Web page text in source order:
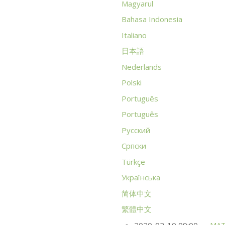
Magyarul
Bahasa Indonesia
Italiano
日本語
Nederlands
Polski
Português
Português
Русский
Српски
Türkçe
Українська
简体中文
繁體中文